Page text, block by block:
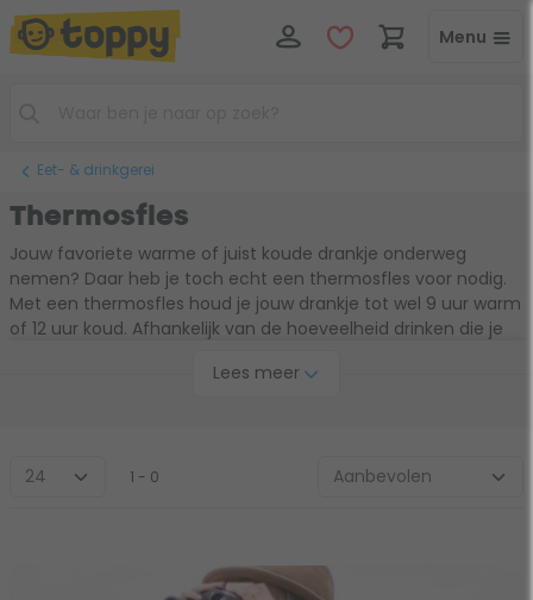
Menu
Eet- & drinkgerei
Thermosfles
Jouw favoriete warme of juist koude drankje onderweg
nemen? Daar heb je toch echt een thermosfles voor nodig.
Met een thermosfles houd je jouw drankje tot wel 9 uur warm
of 12 uur koud. Afhankelijk van de hoeveelheid drinken die je
Lees meer
1 - 0